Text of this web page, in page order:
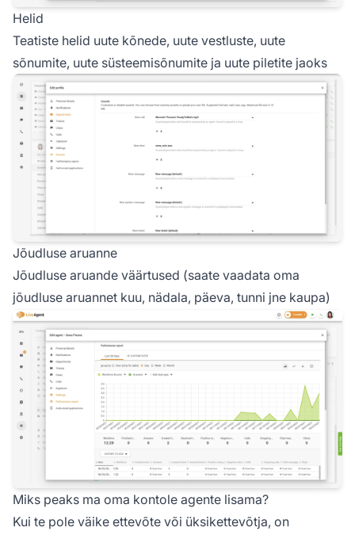
Helid
Teatiste helid uute kõnede, uute vestluste, uute
sõnumite, uute süsteemisõnumite ja uute piletite jaoks
Jõudluse aruanne
Jõudluse aruande väärtused (saate vaadata oma
jõudluse aruannet kuu, nädala, päeva, tunni jne kaupa)
Miks peaks ma oma kontole agente lisama?
Kui te pole väike ettevõte või üksikettevõtja, on